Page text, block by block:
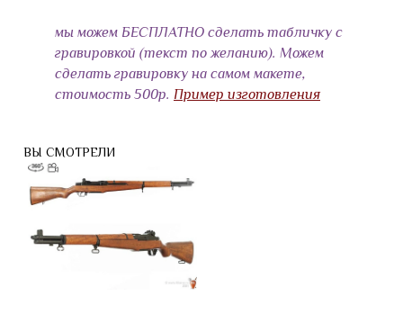
мы можем БЕСПЛАТНО сделать табличку с
гравировкой (текст по желанию). Можем
сделать гравировку на самом макете,
стоимость 500р. Пример изготовления
ВЫ СМОТРЕЛИ